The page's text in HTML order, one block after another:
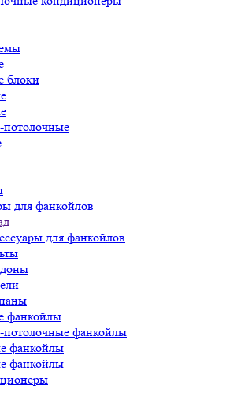
блоки
для фанкойлов
для фанкойлов
фанкойлы
потолочные фанкойлы
фанкойлы
фанкойлы